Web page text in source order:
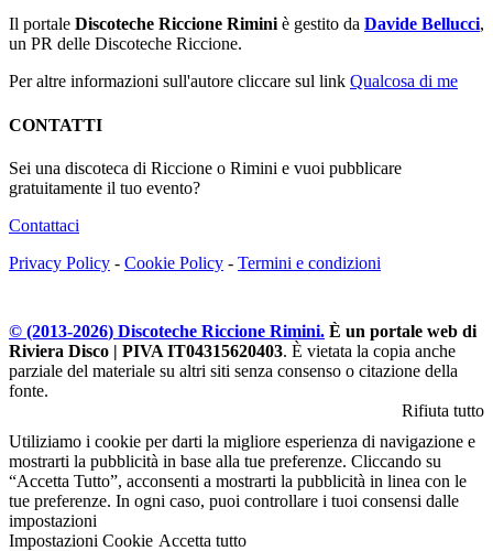
Il portale Discoteche Riccione Rimini è gestito da Davide Bellucci,
un PR delle Discoteche Riccione.
Per altre informazioni sull'autore cliccare sul link Qualcosa di me
CONTATTI
Sei una discoteca di Riccione o Rimini e vuoi pubblicare
gratuitamente il tuo evento?
Contattaci
Privacy Policy - Cookie Policy - Termini e condizioni
© (2013-2026) Discoteche Riccione Rimini. È un portale web di
Riviera Disco | PIVA IT04315620403. È vietata la copia anche
parziale del materiale su altri siti senza consenso o citazione della
fonte.
Rifiuta tutto
Utiliziamo i cookie per darti la migliore esperienza di navigazione e
mostrarti la pubblicità in base alla tue preferenze. Cliccando su
“Accetta Tutto”, acconsenti a mostrarti la pubblicità in linea con le
tue preferenze. In ogni caso, puoi controllare i tuoi consensi dalle
impostazioni
Impostazioni Cookie Accetta tutto